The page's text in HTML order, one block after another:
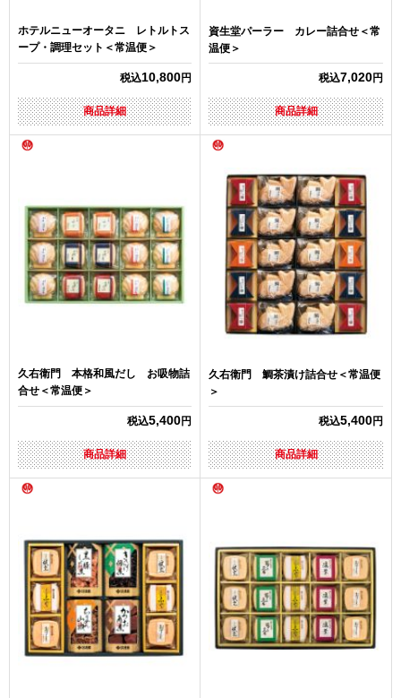
ホテルニューオータニ レトルトス
ープ・調理セット＜常温便＞
税込10,800円
商品詳細
資生堂パーラー カレー詰合せ＜常
温便＞
税込7,020円
商品詳細
久右衛門 本格和風だし お吸物詰
合せ＜常温便＞
税込5,400円
商品詳細
久右衛門 鯛茶漬け詰合せ＜常温便
＞
税込5,400円
商品詳細